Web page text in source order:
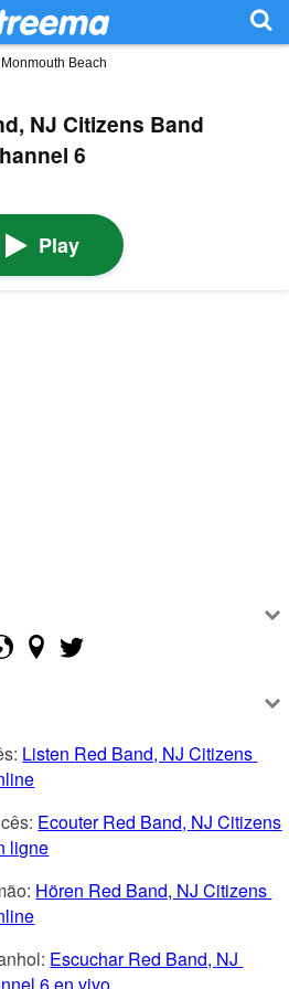
Monmouth Beach
NJ Citizens Band
6
Play
Listen Red Band, NJ Citizens
Ecouter Red Band, NJ Citizens
ligne
Hören Red Band, NJ Citizens
Escuchar Red Band, NJ
6 en vivo